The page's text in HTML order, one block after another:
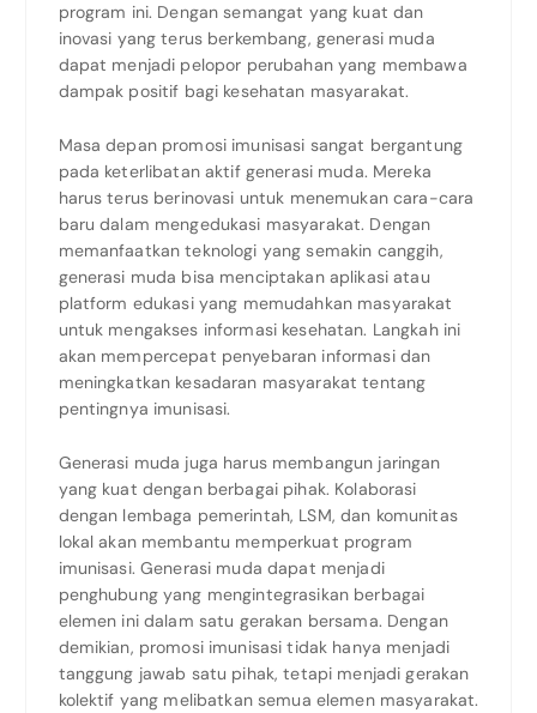
program ini. Dengan semangat yang kuat dan
inovasi yang terus berkembang, generasi muda
dapat menjadi pelopor perubahan yang membawa
dampak positif bagi kesehatan masyarakat.
Masa depan promosi imunisasi sangat bergantung
pada keterlibatan aktif generasi muda. Mereka
harus terus berinovasi untuk menemukan cara-cara
baru dalam mengedukasi masyarakat. Dengan
memanfaatkan teknologi yang semakin canggih,
generasi muda bisa menciptakan aplikasi atau
platform edukasi yang memudahkan masyarakat
untuk mengakses informasi kesehatan. Langkah ini
akan mempercepat penyebaran informasi dan
meningkatkan kesadaran masyarakat tentang
pentingnya imunisasi.
Generasi muda juga harus membangun jaringan
yang kuat dengan berbagai pihak. Kolaborasi
dengan lembaga pemerintah, LSM, dan komunitas
lokal akan membantu memperkuat program
imunisasi. Generasi muda dapat menjadi
penghubung yang mengintegrasikan berbagai
elemen ini dalam satu gerakan bersama. Dengan
demikian, promosi imunisasi tidak hanya menjadi
tanggung jawab satu pihak, tetapi menjadi gerakan
kolektif yang melibatkan semua elemen masyarakat.